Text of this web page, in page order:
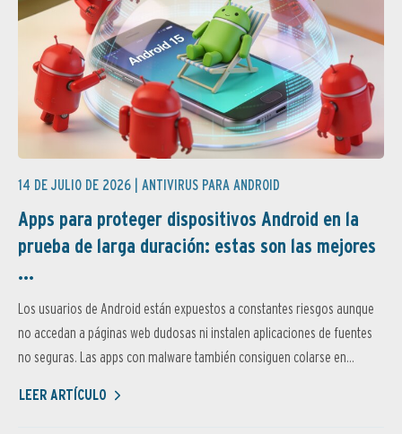
14 DE JULIO DE 2026 | ANTIVIRUS PARA ANDROID
Apps para proteger dispositivos Android en la
prueba de larga duración: estas son las mejores
...
Los usuarios de Android están expuestos a constantes riesgos aunque
no accedan a páginas web dudosas ni instalen aplicaciones de fuentes
no seguras. Las apps con malware también consiguen colarse en...
LEER ARTÍCULO